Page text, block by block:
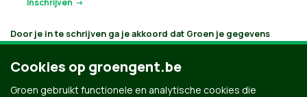
Door je in te schrijven ga je akkoord dat Groen je gegevens
verwerkt en bijhoudt volgenshaar privacybeleid. Als je aanvinkt
dat je e-mails wilt ontvangen, houden we je op de hoogte
volgens je interesses. Je kan je gegevens opvragen, laten
verbeteren of laten verwijderen.
Cookies op groengent.be
Groen gebruikt functionele en analytische cookies die